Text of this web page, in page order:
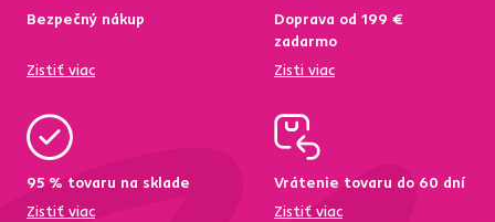
Bezpečný nákup
Zistiť viac
Doprava od 199 €
zadarmo
Zisti viac
95 % tovaru na sklade
Zistiť viac
Vrátenie tovaru do 60 dní
Zistiť viac